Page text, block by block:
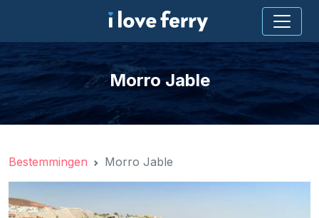
Morro Jable
Bestemmingen Morro Jable